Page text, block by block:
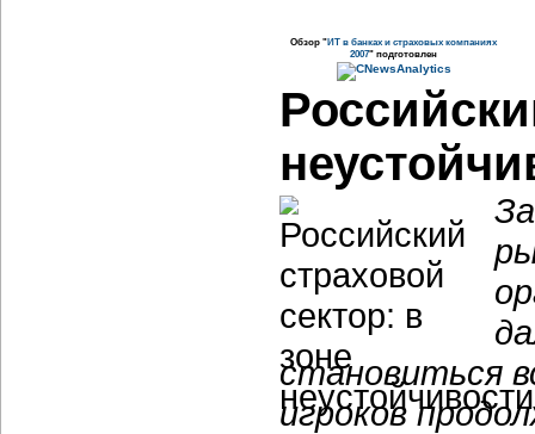
Обзор "ИТ в банках и страховых компаниях
2007" подготовлен
становиться
игроков